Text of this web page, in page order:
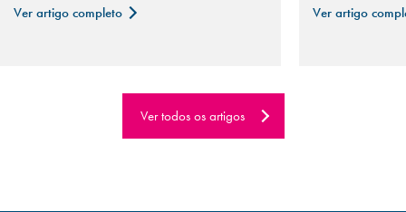
Ver artigo completo Ver artigo
Ver todos os artigos